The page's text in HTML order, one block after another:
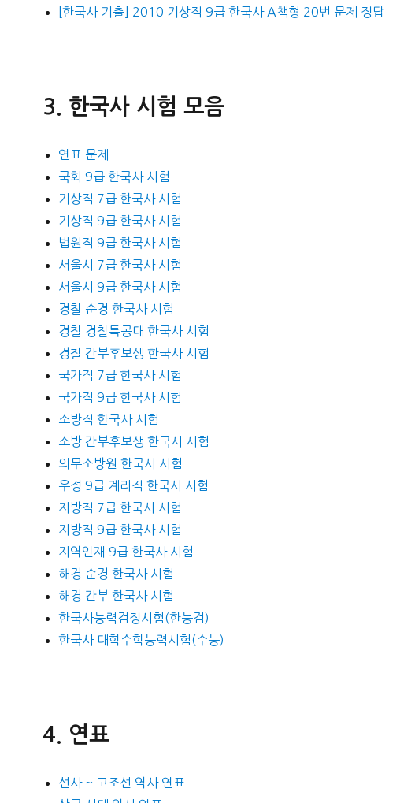
[한국사 기출] 2010 기상직 9급 한국사 A책형 20번 문제 정답
한국사 시험 모음
연표 문제
국회 9급 한국사 시험
기상직 7급 한국사 시험
기상직 9급 한국사 시험
법원직 9급 한국사 시험
서울시 7급 한국사 시험
서울시 9급 한국사 시험
경찰 순경 한국사 시험
경찰 경찰특공대 한국사 시험
경찰 간부후보생 한국사 시험
국가직 7급 한국사 시험
국가직 9급 한국사 시험
소방직 한국사 시험
소방 간부후보생 한국사 시험
의무소방원 한국사 시험
우정 9급 계리직 한국사 시험
지방직 7급 한국사 시험
지방직 9급 한국사 시험
지역인재 9급 한국사 시험
해경 순경 한국사 시험
해경 간부 한국사 시험
한국사능력검정시험(한능검)
한국사 대학수학능력시험(수능)
연표
선사 ~ 고조선 역사 연표